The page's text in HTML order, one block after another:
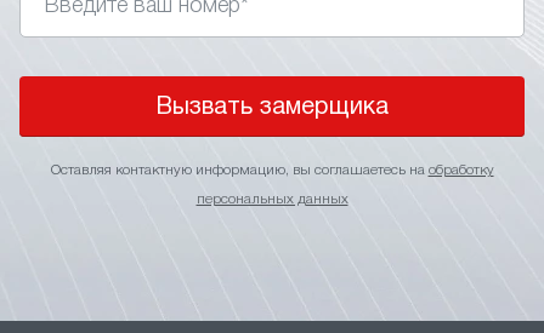
Вызвать замерщика
Оставляя контактную информацию, вы соглашаетесь на обработку
персональных данных